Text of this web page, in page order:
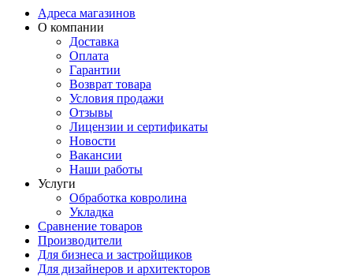
Адреса магазинов
О компании
Доставка
Оплата
Гарантии
Возврат товара
Условия продажи
Отзывы
Лицензии и сертификаты
Новости
Вакансии
Наши работы
Услуги
Обработка ковролина
Укладка
Сравнение товаров
Производители
Для бизнеса и застройщиков
Для дизайнеров и архитекторов